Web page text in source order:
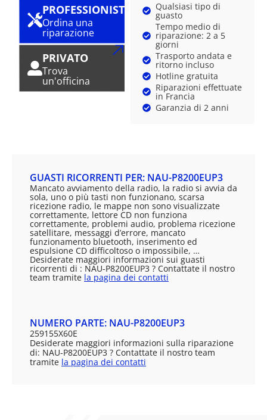
PROFESSIONISTA
Ordina una
riparazione
PRIVATO
Trova
un'officina
Qualsiasi tipo di
guasto
Tempo medio di
riparazione: 2 a 5
giorni
Trasporto andata e
ritorno incluso
Hotline gratuita
Riparazioni effettuate
in Francia
Garanzia di 2 anni
GUASTI RICORRENTI PER: NAU-P8200EUP3
Mancato avviamento della radio, la radio si avvia da
sola, uno o più tasti non funzionano, scarsa
ricezione radio, le mappe non sono visualizzate
correttamente, lettore CD non funziona
correttamente, problemi audio, problema ricezione
satellitare, messaggi d’errore, mancato
funzionamento bluetooth, inserimento ed
espulsione CD difficoltoso o impossibile, …
Desiderate maggiori informazioni sui guasti
ricorrenti di : NAU-P8200EUP3 ? Contattate il nostro
team tramite la pagina dei contatti
NUMERO PARTE: NAU-P8200EUP3
259155X60E
Desiderate maggiori informazioni sulla riparazione
di: NAU-P8200EUP3 ? Contattate il nostro team
tramite la pagina dei contatti